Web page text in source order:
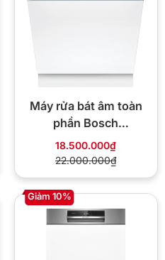
Máy rửa bát âm toàn
phần Bosch
SMV4HCX19E Seri 4
18.500.000₫
22.000.000₫
Giảm 10%